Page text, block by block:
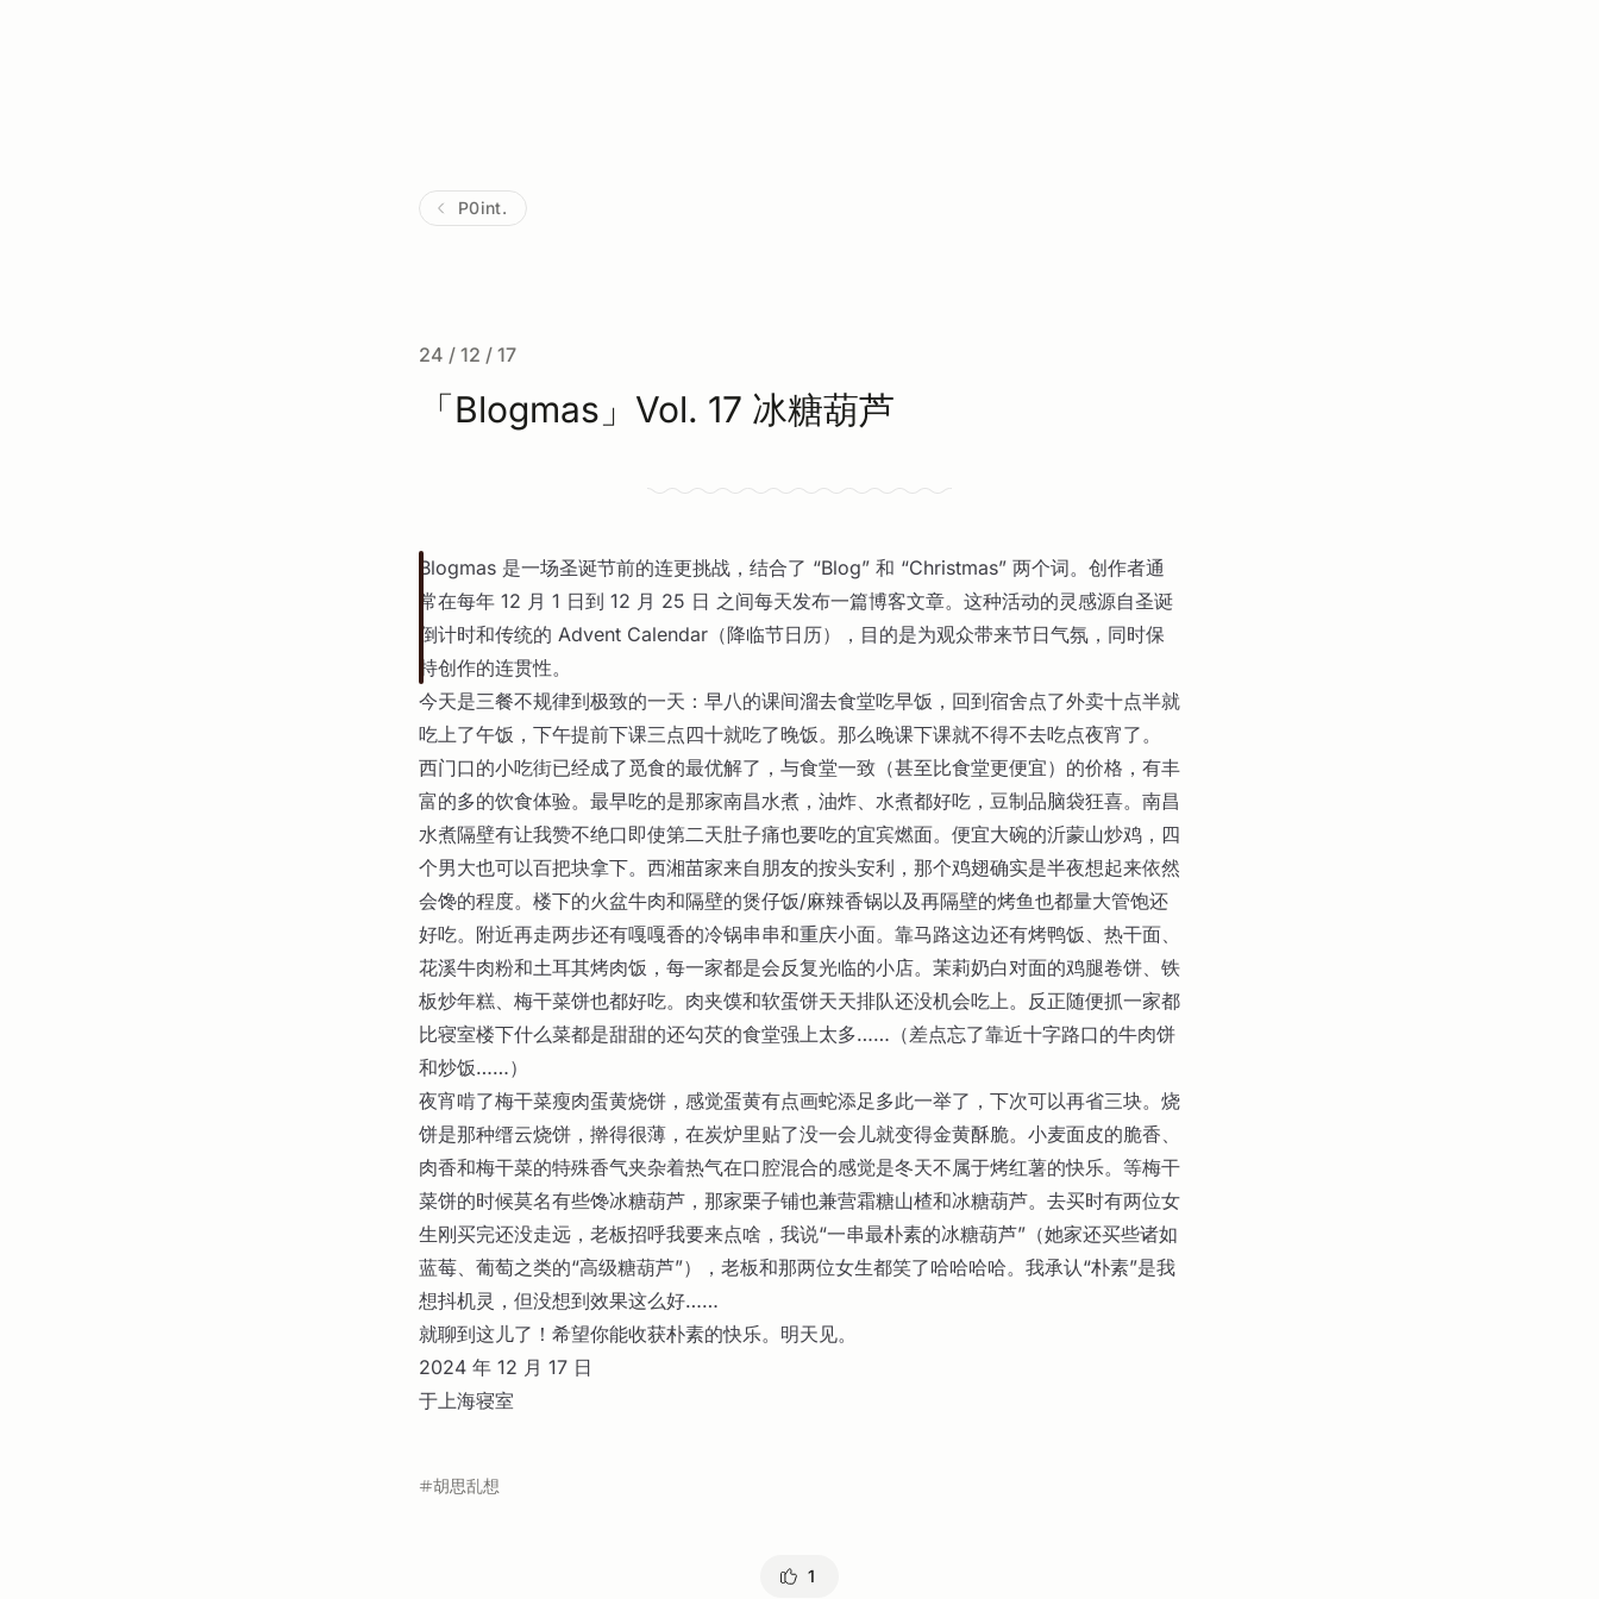
P0int.
24 / 12 / 17
「Blogmas」Vol. 17 冰糖葫芦
Blogmas 是一场圣诞节前的连更挑战，结合了 “Blog” 和 “Christmas” 两个词。创作者通
常在每年 12 月 1 日到 12 月 25 日 之间每天发布一篇博客文章。这种活动的灵感源自圣诞
倒计时和传统的 Advent Calendar（降临节日历），目的是为观众带来节日气氛，同时保
持创作的连贯性。
今天是三餐不规律到极致的一天：早八的课间溜去食堂吃早饭，回到宿舍点了外卖十点半就
吃上了午饭，下午提前下课三点四十就吃了晚饭。那么晚课下课就不得不去吃点夜宵了。
西门口的小吃街已经成了觅食的最优解了，与食堂一致（甚至比食堂更便宜）的价格，有丰
富的多的饮食体验。最早吃的是那家南昌水煮，油炸、水煮都好吃，豆制品脑袋狂喜。南昌
水煮隔壁有让我赞不绝口即使第二天肚子痛也要吃的宜宾燃面。便宜大碗的沂蒙山炒鸡，四
个男大也可以百把块拿下。西湘苗家来自朋友的按头安利，那个鸡翅确实是半夜想起来依然
会馋的程度。楼下的火盆牛肉和隔壁的煲仔饭/麻辣香锅以及再隔壁的烤鱼也都量大管饱还
好吃。附近再走两步还有嘎嘎香的冷锅串串和重庆小面。靠马路这边还有烤鸭饭、热干面、
花溪牛肉粉和土耳其烤肉饭，每一家都是会反复光临的小店。茉莉奶白对面的鸡腿卷饼、铁
板炒年糕、梅干菜饼也都好吃。肉夹馍和软蛋饼天天排队还没机会吃上。反正随便抓一家都
比寝室楼下什么菜都是甜甜的还勾芡的食堂强上太多……（差点忘了靠近十字路口的牛肉饼
和炒饭……）
夜宵啃了梅干菜瘦肉蛋黄烧饼，感觉蛋黄有点画蛇添足多此一举了，下次可以再省三块。烧
饼是那种缙云烧饼，擀得很薄，在炭炉里贴了没一会儿就变得金黄酥脆。小麦面皮的脆香、
肉香和梅干菜的特殊香气夹杂着热气在口腔混合的感觉是冬天不属于烤红薯的快乐。等梅干
菜饼的时候莫名有些馋冰糖葫芦，那家栗子铺也兼营霜糖山楂和冰糖葫芦。去买时有两位女
生刚买完还没走远，老板招呼我要来点啥，我说“一串最朴素的冰糖葫芦”（她家还买些诸如
蓝莓、葡萄之类的“高级糖葫芦”），老板和那两位女生都笑了哈哈哈哈。我承认“朴素”是我
想抖机灵，但没想到效果这么好……
就聊到这儿了！希望你能收获朴素的快乐。明天见。
2024 年 12 月 17 日
于上海寝室
胡思乱想
1